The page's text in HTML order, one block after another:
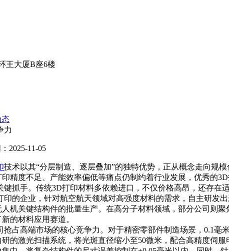
王大厦B座6楼
态
力
2025-11-05
技术以其“分层制造、逐层叠加”的独特优势，正从概念走向规
精度不足、产能效率偏低等痛点仍制约着行业发展，优秀的
抓手。传统3D打印材料多依赖进口，不仅价格高昂，还存
的企业，针对航空航天领域对高强度材料的需求，自主研发
机关键结构件的批量生产。在高分子材料领域，部分公司则
的材料应用赛道。
占高端市场的核心竞争力。对于精密零部件制造场景，0.1
的激光扫描系统，将光斑直径缩小至50微米，配合高精度伺